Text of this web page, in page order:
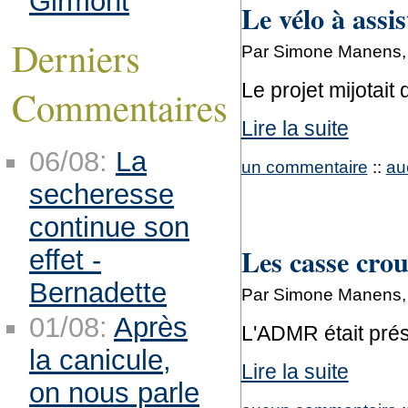
Le vélo à
Par Simone
Le projet mijotait
Lire la suite
un commentaire ::
Les casse
Par Simone
L'ADMR était
Lire la suite
Derniers
Commentaires
06/08: La
secheresse
continue son
effet -
Bernadette
01/08: Après
la canicule,
on nous parle